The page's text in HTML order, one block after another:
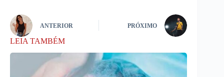
ANTERIOR PRÓXIMO
LEIA TAMBÉM